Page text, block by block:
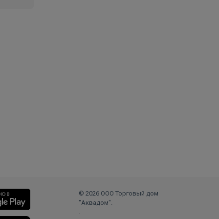
© 2026 ООО Торговый дом
"Аквадом".
.